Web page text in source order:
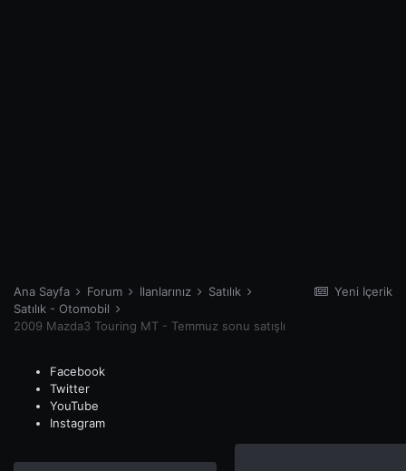
Yeni İçerik
Ana Sayfa Forum İlanlarınız
Satılık
Satılık - Otomobil
2009 Mazda3 Touring MT - Temmuz sonu satışlı
Facebook
Twitter
YouTube
Instagram